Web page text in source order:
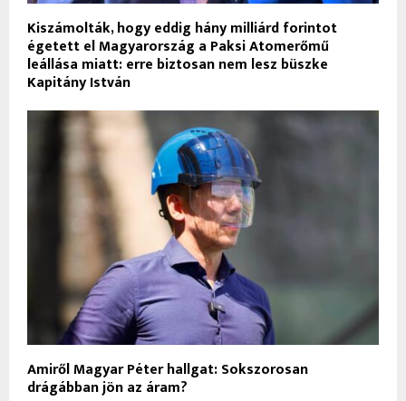
Kiszámolták, hogy eddig hány milliárd forintot
égetett el Magyarország a Paksi Atomerőmű
leállása miatt: erre biztosan nem lesz büszke
Kapitány István
Amiről Magyar Péter hallgat: Sokszorosan
drágábban jön az áram?